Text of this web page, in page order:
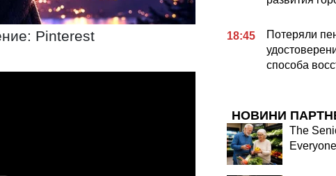
Pinterest 18:45
Потеряли
способа
НОВИНИ
The